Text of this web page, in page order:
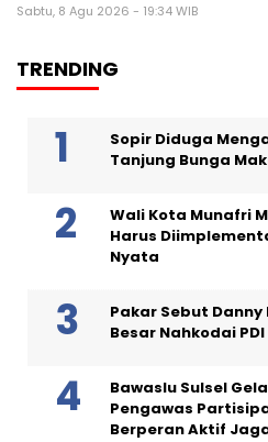
Sabtu, 8 Agu 2026 - 19:34 WIB
TRENDING
Sopir Diduga
Tanjung Bunga
Wali Kota Munafri
Harus
Nyata
Pakar Sebut
Besar Nahkodai
Bawaslu Sulsel
Pengawas
Berperan Aktif